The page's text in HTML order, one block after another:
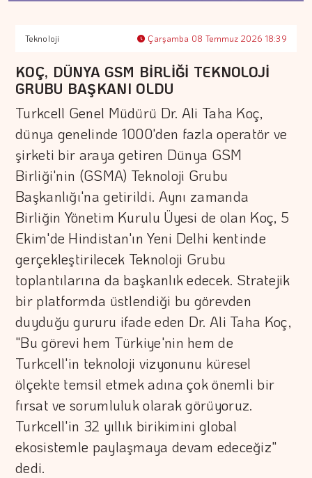
Teknoloji Çarşamba 08 Temmuz 2026 18:39
KOÇ, DÜNYA GSM BİRLİĞİ TEKNOLOJİ
GRUBU BAŞKANI OLDU
Turkcell Genel Müdürü Dr. Ali Taha Koç,
dünya genelinde 1000'den fazla operatör ve
şirketi bir araya getiren Dünya GSM
Birliği'nin (GSMA) Teknoloji Grubu
Başkanlığı'na getirildi. Aynı zamanda
Birliğin Yönetim Kurulu Üyesi de olan Koç, 5
Ekim'de Hindistan'ın Yeni Delhi kentinde
gerçekleştirilecek Teknoloji Grubu
toplantılarına da başkanlık edecek. Stratejik
bir platformda üstlendiği bu görevden
duyduğu gururu ifade eden Dr. Ali Taha Koç,
"Bu görevi hem Türkiye'nin hem de
Turkcell'in teknoloji vizyonunu küresel
ölçekte temsil etmek adına çok önemli bir
fırsat ve sorumluluk olarak görüyoruz.
Turkcell'in 32 yıllık birikimini global
ekosistemle paylaşmaya devam edeceğiz"
dedi.